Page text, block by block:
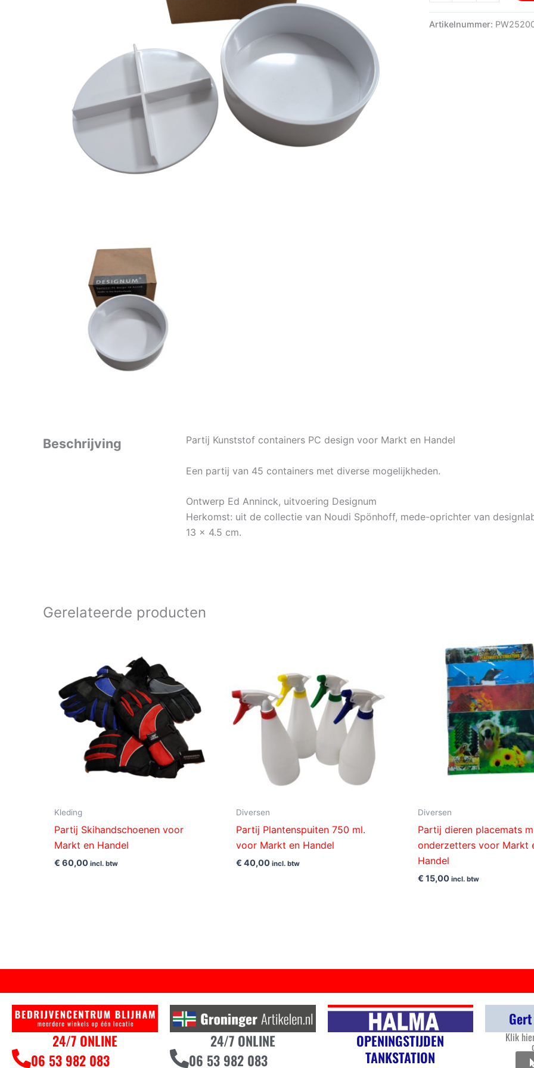
aantal
Artikelnummer:
Beschrijving Partij Kunststof containers PC design voor Markt en Handel
Een partij van 45 containers met diverse mogelijkheden.
Ontwerp Ed Anninck, uitvoering Designum
Herkomst: uit de collectie van Noudi Spönhoff, mede-oprichter van
13 x 4.5 cm.
Gerelateerde producten
Kleding
Partij Skihandschoenen voor
Markt en Handel
€ 60,00 incl. btw
Diversen
Partij Plantenspuiten 750 ml.
voor Markt en Handel
€ 40,00 incl. btw
Diversen
Partij dieren placemats
onderzetters voor Markt
Handel
€ 15,00 incl. btw
24/7 ONLINE
06 53 982 083
24/7 ONLINE
06 53 982 083
OPENINGSTIJDEN
TANKSTATION
Klik